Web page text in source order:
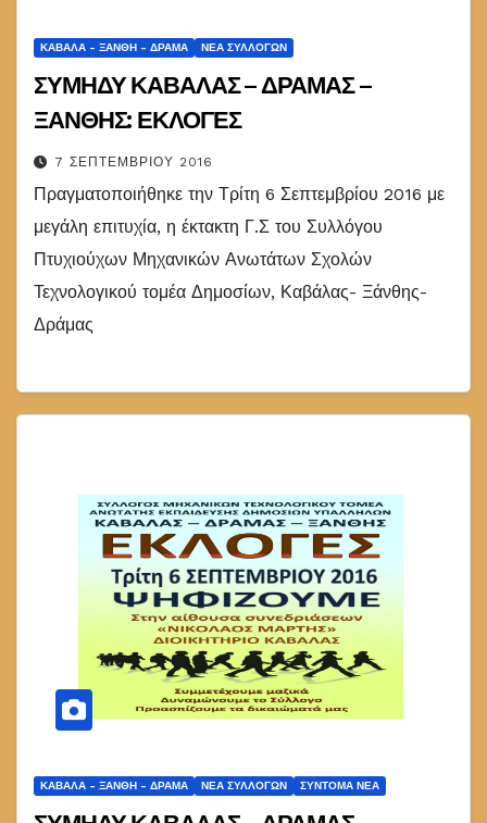
ΚΑΒΆΛΑ - ΞΆΝΘΗ - ΔΡΆΜΑ ΝΈΑ ΣΥΛΛΌΓΩΝ
ΣΥΜΗΔΥ ΚΑΒΑΛΑΣ – ΔΡΑΜΑΣ –
ΞΑΝΘΗΣ: ΕΚΛΟΓΕΣ
7 ΣΕΠΤΕΜΒΡΊΟΥ 2016
Πραγματοποιήθηκε την Τρίτη 6 Σεπτεμβρίου 2016 με
μεγάλη επιτυχία, η έκτακτη Γ.Σ του Συλλόγου
Πτυχιούχων Μηχανικών Ανωτάτων Σχολών
Τεχνολογικού τομέα Δημοσίων, Καβάλας- Ξάνθης-
Δράμας
ΚΑΒΆΛΑ - ΞΆΝΘΗ - ΔΡΆΜΑ ΝΈΑ ΣΥΛΛΌΓΩΝ ΣΎΝΤΟΜΑ ΝΈΑ